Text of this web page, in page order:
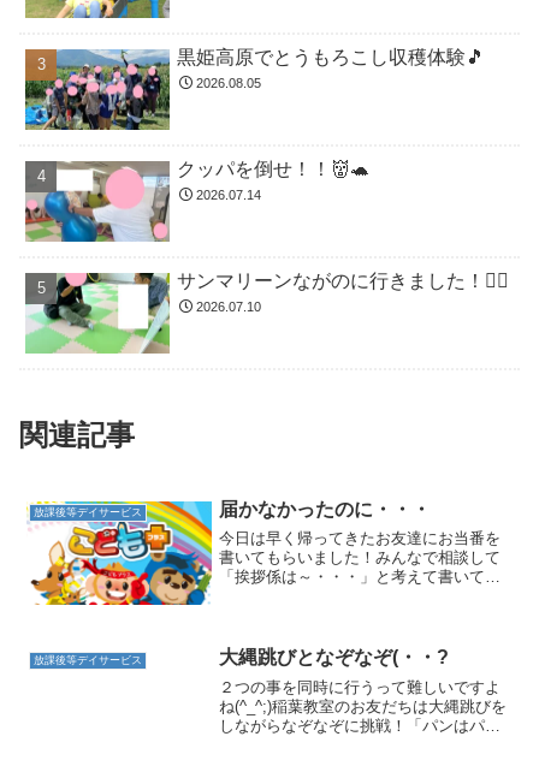
黒姫高原でとうもろこし収穫体験🎵
2026.08.05
クッパを倒せ！！👹🐢
2026.07.14
サンマリーンながのに行きました！🏊🏻
2026.07.10
関連記事
放課後等デイサービス 届かなかったのに・・・
今日は早く帰ってきたお友達にお当番を
書いてもらいました！みんなで相談して
「挨拶係は～・・・」と考えて書いてく
て素晴らしいです＼(^o...
放課後等デイサービス 大縄跳びとなぞなぞ(・・?
２つの事を同時に行うって難しいですよ
ね(^_^;)稲葉教室のお友だちは大縄跳びを
しながらなぞなぞに挑戦！「パンはパン